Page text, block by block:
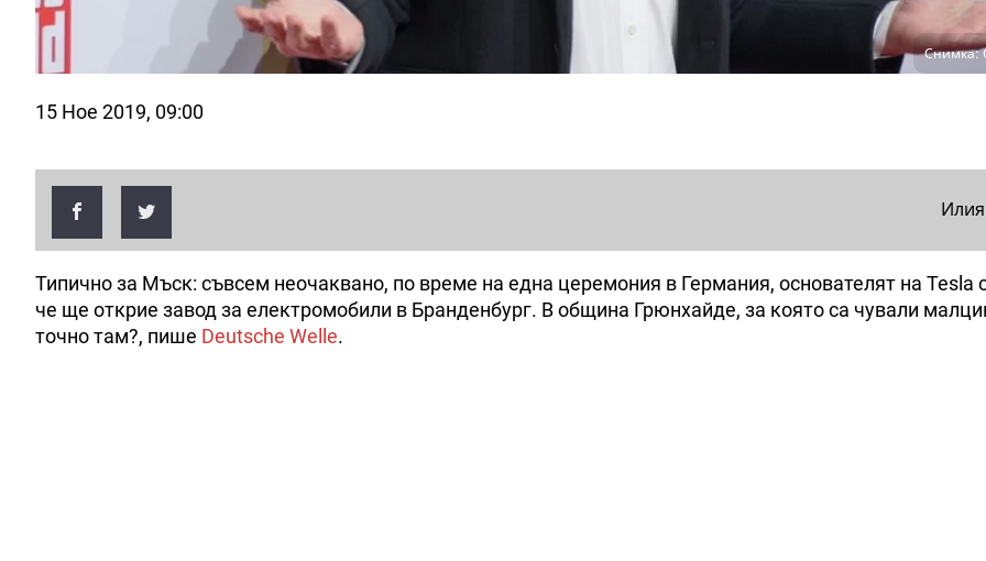
Снимка:
15 Ное 2019, 09:00
Типично за Мъск: съвсем неочаквано, по време на една церемония в Германия, основателят на Tesla
че ще открие завод за електромобили в Бранденбург. В община Грюнхайде, за която са чували
точно там?, пише Deutsche Welle.